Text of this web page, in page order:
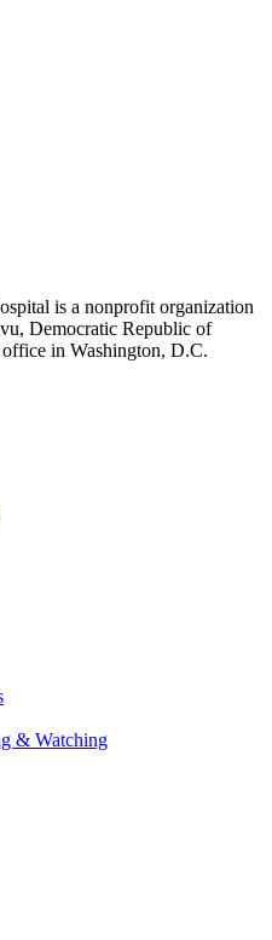
is a nonprofit organization
Democratic Republic of
in Washington, D.C.
& Watching